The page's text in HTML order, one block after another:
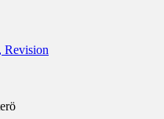
Revision